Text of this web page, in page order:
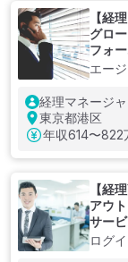
【経
グロ
フォ
エー
経理マネージ
東京都港区
年収614〜822
【経
アウ
サー
ログ